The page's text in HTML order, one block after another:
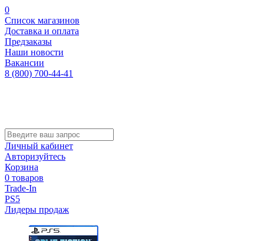
0
Список магазинов
Доставка и оплата
Предзаказы
Наши новости
Вакансии
8 (800) 700-44-41
Личный кабинет
Авторизуйтесь
Корзина
0 товаров
Trade-In
PS5
Лидеры продаж